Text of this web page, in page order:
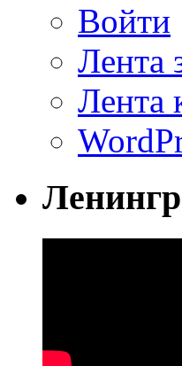
Войти
Лента
Лента